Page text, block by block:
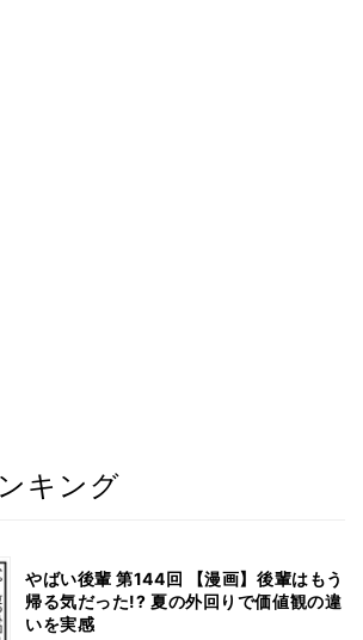
キング
やばい後輩 第144回 【漫画】後輩はもう
帰る気だった!? 夏の外回りで価値観の違
いを実感